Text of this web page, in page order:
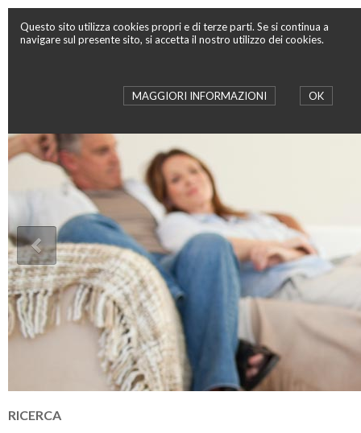
Questo sito utilizza cookies propri e di terze parti. Se si continua a
navigare sul presente sito, si accetta il nostro utilizzo dei cookies.
MAGGIORI INFORMAZIONI OK
RICERCA